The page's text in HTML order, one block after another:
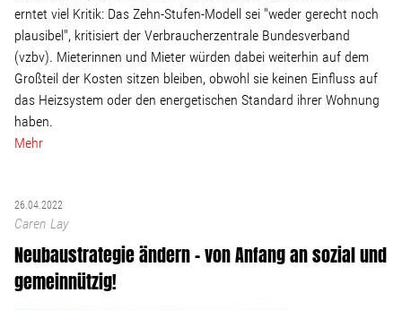
erntet viel Kritik: Das Zehn-Stufen-Modell sei "weder gerecht noch
plausibel", kritisiert der Verbraucherzentrale Bundesverband
(vzbv). Mieterinnen und Mieter würden dabei weiterhin auf dem
Großteil der Kosten sitzen bleiben, obwohl sie keinen Einfluss auf
das Heizsystem oder den energetischen Standard ihrer Wohnung
haben.
Mehr
26.04.2022
Caren Lay
Neubaustrategie ändern - von Anfang an sozial und
gemeinnützig!